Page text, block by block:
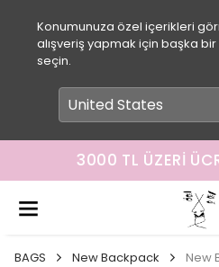
Konumunuza özel içerikleri
alışveriş yapmak için başka
seçin.
3000 TL ÜZERI
BAGS New Backpack New